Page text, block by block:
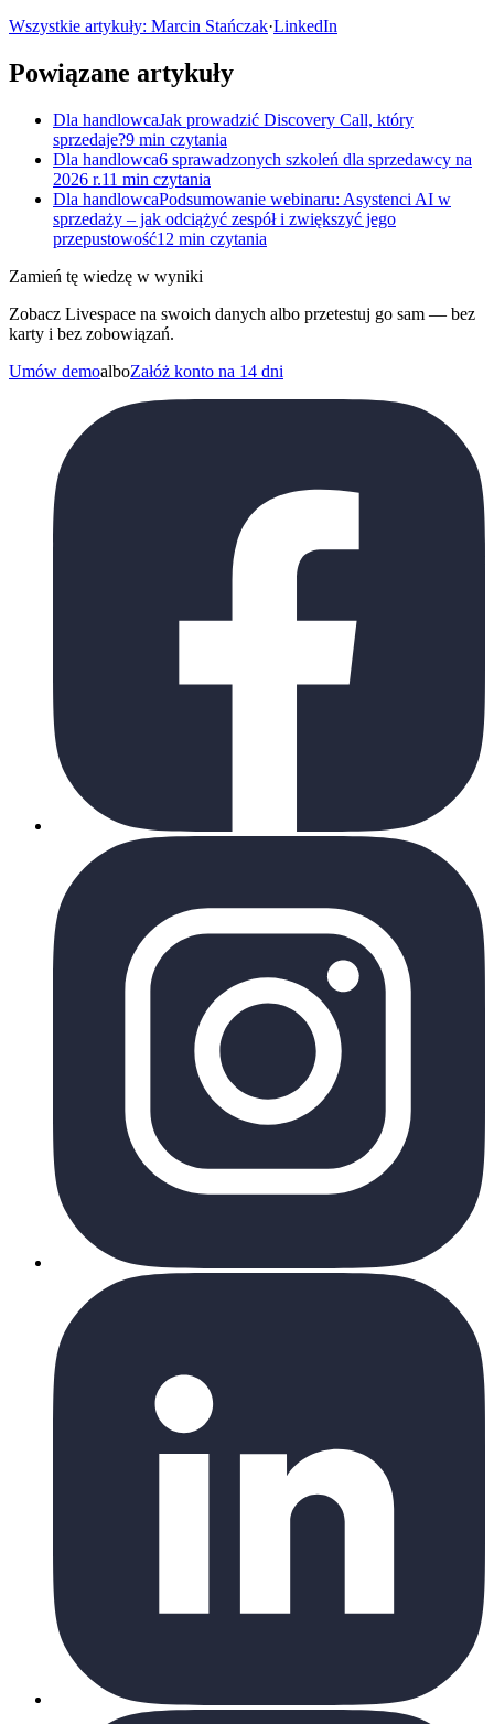
Wszystkie artykuły: Marcin Stańczak·LinkedIn
Powiązane artykuły
Dla handlowcaJak prowadzić Discovery Call, który
sprzedaje?9 min czytania
Dla handlowca6 sprawadzonych szkoleń dla sprzedawcy na
2026 r.11 min czytania
Dla handlowcaPodsumowanie webinaru: Asystenci AI w
sprzedaży – jak odciążyć zespół i zwiększyć jego
przepustowość12 min czytania
Zamień tę wiedzę w wyniki
Zobacz Livespace na swoich danych albo przetestuj go sam — bez
karty i bez zobowiązań.
Umów demoalboZałóż konto na 14 dni